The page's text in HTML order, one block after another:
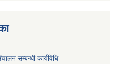
सम्बन्धी कार्यविधि